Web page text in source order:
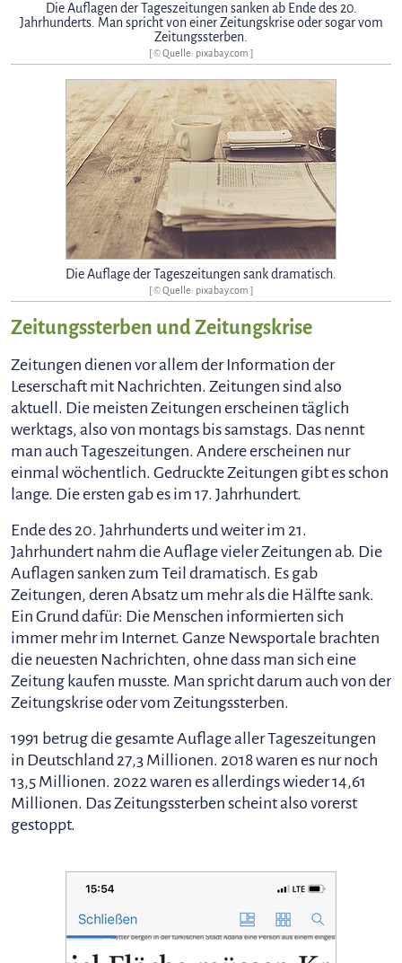
Die Auflagen der Tageszeitungen sanken ab Ende des 20.
Jahrhunderts. Man spricht von einer Zeitungskrise oder sogar vom
Zeitungssterben.
[ © Quelle: pixabay.com ]
Die Auflage der Tageszeitungen sank dramatisch.
[ © Quelle: pixabay.com ]
Zeitungssterben und Zeitungskrise
Zeitungen dienen vor allem der Information der
Leserschaft mit Nachrichten. Zeitungen sind also
aktuell. Die meisten Zeitungen erscheinen täglich
werktags, also von montags bis samstags. Das nennt
man auch Tageszeitungen. Andere erscheinen nur
einmal wöchentlich. Gedruckte Zeitungen gibt es schon
lange. Die ersten gab es im 17. Jahrhundert.
Ende des 20. Jahrhunderts und weiter im 21.
Jahrhundert nahm die Auflage vieler Zeitungen ab. Die
Auflagen sanken zum Teil dramatisch. Es gab
Zeitungen, deren Absatz um mehr als die Hälfte sank.
Ein Grund dafür: Die Menschen informierten sich
immer mehr im Internet. Ganze Newsportale brachten
die neuesten Nachrichten, ohne dass man sich eine
Zeitung kaufen musste. Man spricht darum auch von der
Zeitungskrise oder vom Zeitungssterben.
1991 betrug die gesamte Auflage aller Tageszeitungen
in Deutschland 27,3 Millionen. 2018 waren es nur noch
13,5 Millionen. 2022 waren es allerdings wieder 14,61
Millionen. Das Zeitungssterben scheint also vorerst
gestoppt.